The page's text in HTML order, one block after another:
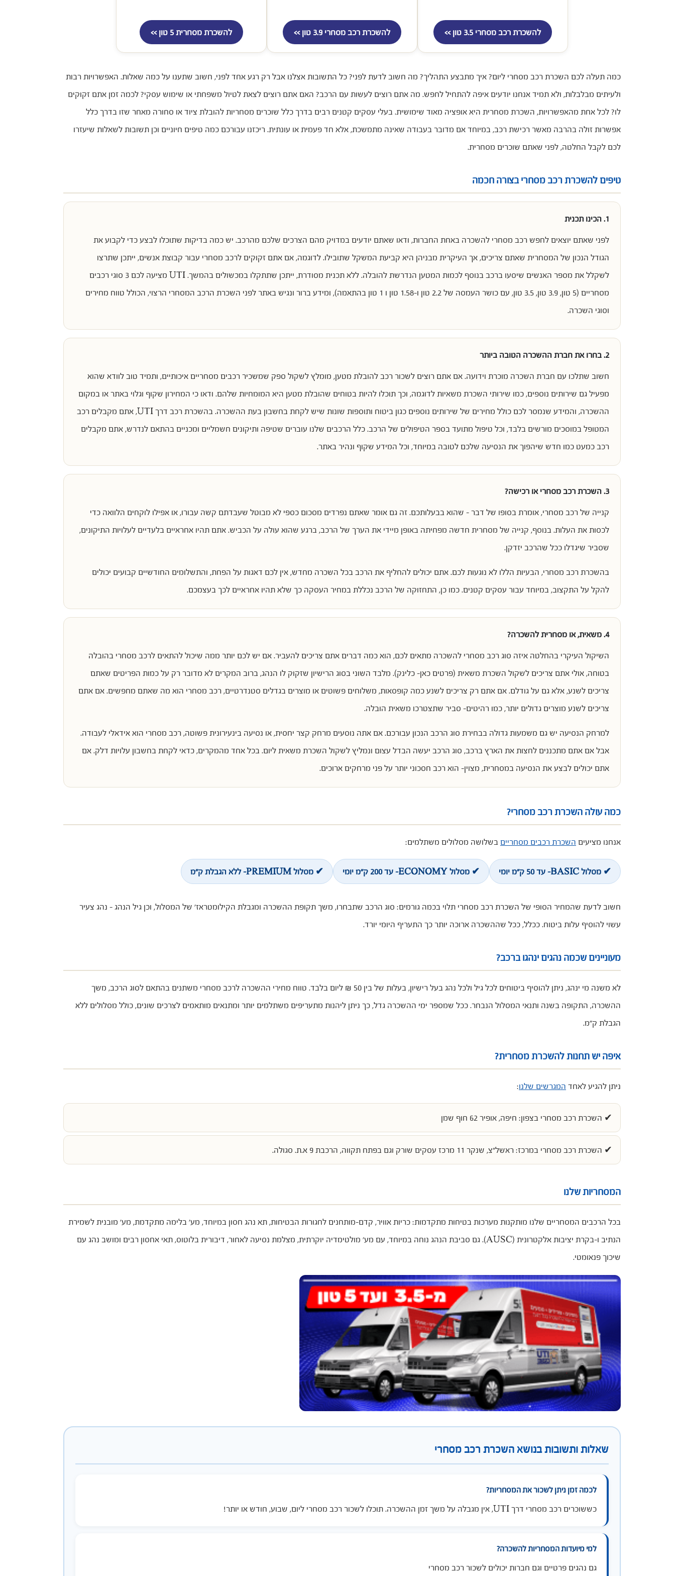
להשכרת רכב מסחרי 3.5 טון >> להשכרת רכב מסחרי 3.9 טון >> להשכרת מסחרית 5 טון >>
כמה תעלה לכם השכרת רכב מסחרי ליום? איך מתבצע התהליך? מה חשוב לדעת לפני? כל התשובות אצלנו אבל רק רגע אחד לפני, חשוב שתענו על כמה שאלות. האפשרויות רבות
ולעיתים מבלבלות, ולא תמיד אנחנו יודעים איפה להתחיל לחפש. מה אתם רוצים לעשות עם הרכב? האם אתם רוצים לצאת לטיול משפחתי או שימוש עסקי? לכמה זמן אתם זקוקים
לו? לכל אחת מהאפשרויות, השכרת מסחרית היא אופציה מאוד שימושית. בעלי עסקים קטנים רבים בדרך כלל שוכרים מסחריות להובלת ציוד או סחורה מאחר שזו בדרך כלל
אפשרות זולה בהרבה מאשר רכישת רכב, במיוחד אם מדובר בעבודה שאינה מתמשכת, אלא חד פעמית או עונתית. ריכזנו עבורכם כמה טיפים חיוניים וכן תשובות לשאלות שיעזרו
לכם לקבל החלטה, לפני שאתם שוכרים מסחרית.
טיפים להשכרת רכב מסחרי בצורה חכמה
1. הכינו תכנית
לפני שאתם יוצאים לחפש רכב מסחרי להשכרה באחת החברות, ודאו שאתם יודעים במדויק מהם הצרכים שלכם מהרכב. יש כמה בדיקות שתוכלו לבצע כדי לקבוע את
הגודל הנכון של המסחרית שאתם צריכים, אך העיקרית מבניהן היא קביעת המשקל שתובילו. לדוגמה, אם אתם זקוקים לרכב מסחרי עבור קבוצת אנשים, ייתכן שתרצו
לשקלל את מספר האנשים שיסעו ברכב בנוסף לכמות המטען הנדרשת להובלה. ללא תכנית מסודרת, ייתכן שתתקלו במכשולים בהמשך.
UTI מציעה לכם 3 סוגי רכבים
מסחריים (5 טון, 3.9 טון, 3.5 טון, עם כושר העמסה של 2.2 טון ו-1.58 טון ו 1 טון בהתאמה), ומידע ברור ונגיש באתר לפני השכרת הרכב המסחרי הרצוי, הכולל טווח מחירים
וסוגי השכרה.
2. בחרו את חברת ההשכרה הטובה ביותר
חשוב שתלכו עם חברת השכרה מוכרת וידועה. אם אתם רוצים לשכור רכב להובלת מטען, מומלץ לשקול ספק שמשכיר רכבים מסחריים איכותיים, ותמיד טוב לוודא שהוא
מפעיל גם שירותים נוספים, כמו שירותי השכרת משאיות לדוגמה, וכך תוכלו להיות בטוחים שהובלת מטען היא המומחיות שלהם. ודאו כי המחירון שקוף וגלוי באתר או במקום
ההשכרה, והמידע שנמסר לכם כולל מחירים של שירותים נוספים כגון ביטוח ותוספות שונות שיש לקחת בחשבון בעת ההשכרה. בהשכרת רכב דרך UTI, אתם מקבלים רכב
המטופל במוסכים מורשים בלבד, וכל טיפול מתועד בספר הטיפולים של הרכב. כלל הרכבים שלנו עוברים שטיפה ותיקונים חשמליים ומכניים בהתאם לנדרש, אתם מקבלים
רכב כמעט כמו חדש שיהפוך את הנסיעה שלכם לטובה במיוחד, וכל המידע שקוף ונהיר באתר.
3. השכרת רכב מסחרי או רכישה?
קנייה של רכב מסחרי, אומרת בסופו של דבר – שהוא בבעלותכם. זה גם אומר שאתם נפרדים מסכום כספי לא מבוטל שעבדתם קשה עבורו, או אפילו לוקחים הלוואה כדי
לכסות את העלות. בנוסף, קנייה של מסחרית חדשה מפחיתה באופן מיידי את הערך של הרכב, ברגע שהוא עולה על הכביש. אתם תהיו אחראיים בלעדיים לעלויות התיקונים,
שסביר שיגדלו ככל שהרכב יזדקן.
בהשכרת רכב מסחרי, הבעיות הללו לא נוגעות לכם. אתם יכולים להחליף את הרכב בכל השכרה מחדש, אין לכם דאגות על הפחת, והתשלומים החודשיים קבועים יכולים
להקל על התקצוב, במיוחד עבור עסקים קטנים. כמו כן, התחזוקה של הרכב נכללת במחיר העסקה כך שלא תהיו אחראיים לכך בעצמכם.
4. משאית, או מסחרית להשכרה?
השיקול העיקרי בהחלטה איזה סוג רכב מסחרי להשכרה מתאים לכם, הוא כמה דברים אתם צריכים להעביר. אם יש לכם יותר ממה שיכול להתאים לרכב מסחרי בהובלה
בטוחה, אולי אתם צריכים לשקול השכרת משאית (פרטים כאן- כלינק). מלבד השוני בסוג הרישיון שזקוק לו הנהג, ברוב המקרים לא מדובר רק על כמות הפריטים שאתם
צריכים לשנע, אלא גם על גודלם. אם אתם רק צריכים לשנע כמה קופסאות, משלוחים פשוטים או מוצרים בגדלים סטנדרטיים, רכב מסחרי הוא מה שאתם מחפשים. אם אתם
צריכים לשנע מוצרים גדולים יותר, כמו רהיטים- סביר שתצטרכו משאית הובלה.
למרחק הנסיעה יש גם משמעות גדולה בבחירת סוג הרכב הנכון עבורכם. אם אתה נוסעים מרחק קצר יחסית, או נסיעה בינעירונית פשוטה, רכב מסחרי הוא אידאלי לעבודה.
אבל אם אתם מתכננים לחצות את הארץ ברכב, סוג הרכב יעשה הבדל עצום ונמליץ לשקול השכרת משאית ליום. בכל אחד מהמקרים, כדאי לקחת בחשבון עלויות דלק. אם
אתם יכולים לבצע את הנסיעה במסחרית, מצוין- הוא רכב חסכוני יותר על פני מרחקים ארוכים.
כמה עולה השכרת רכב מסחרי?
אנחנו מציעים השכרת רכבים מסחריים בשלושה מסלולים משתלמים:
✔ מסלול BASIC- עד 50 ק"מ יומי ✔ מסלול ECONOMY- עד 200 ק"מ יומי ✔ מסלול PREMIUM- ללא הגבלת ק"מ
חשוב לדעת שהמחיר הסופי של השכרת רכב מסחרי תלוי בכמה גורמים: סוג הרכב שתבחרו, משך תקופת ההשכרה ומגבלת הקילומטראז' של המסלול, וכן גיל הנהג – נהג צעיר
עשוי להוסיף עלות ביטוח. ככלל, ככל שההשכרה ארוכה יותר כך התעריף היומי יורד.
מעוניינים שכמה נהגים ינהגו ברכב?
לא משנה מי ינהג, ניתן להוסיף ביטוחים לכל גיל ולכל נהג בעל רישיון, בעלות של בין 50 ₪ ליום בלבד. טווח מחירי ההשכרה לרכב מסחרי משתנים בהתאם לסוג הרכב, משך
ההשכרה, התקופה בשנה ותנאי המסלול הנבחר. ככל שמספר ימי ההשכרה גדל, כך ניתן ליהנות מתעריפים משתלמים יותר ומתנאים מותאמים לצרכים שונים, כולל מסלולים ללא
הגבלת ק"מ.
איפה יש תחנות להשכרת מסחרית?
ניתן להגיע לאחד המגרשים שלנו:
✔ השכרת רכב מסחרי בצפון: חיפה, אופיר 62 חוף שמן
✔ השכרת רכב מסחרי במרכז: ראשל״צ, שנקר 11 מרכז עסקים שורק וגם בפתח תקווה, הרכבת 9 א.ת. סגולה.
המסחריות שלנו
בכל הרכבים המסחריים שלנו מותקנות מערכות בטיחות מתקדמות: כריות אוויר, קדם-מותחנים לחגורות הבטיחות, תא נהג חסון במיוחד, מע' בלימה מתקדמת, מע' מובנית לשמירת
הנתיב ו-בקרת יציבות אלקטרונית (AUSC). גם סביבת הנהג נוחה במיוחד, עם מע׳ מולטימדיה יוקרתית, מצלמת נסיעה לאחור, דיבורית בלוטוס, תאי אחסון רבים ומושב נהג עם
שיכוך פנאומטי.
שאלות ותשובות בנושא השכרת רכב מסחרי
לכמה זמן ניתן לשכור את המסחריות?
כששוכרים רכב מסחרי דרך UTI, אין מגבלה על משך זמן ההשכרה. תוכלו לשכור רכב מסחרי ליום, שבוע, חודש או יותר!
למי מיועדות המסחריות להשכרה?
גם נהגים פרטיים וגם חברות יכולים לשכור רכב מסחרי